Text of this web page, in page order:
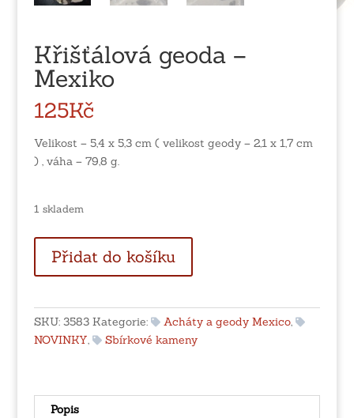
Křišťálová geoda –
Mexiko
125Kč
Velikost – 5,4 x 5,3 cm ( velikost geody – 2,1 x 1,7 cm
) , váha – 79,8 g.
1 skladem
geoda
-
množství
Přidat do košíku
SKU: 3583 Kategorie: Acháty a geody Mexico,
NOVINKY, Sbírkové kameny
Popis